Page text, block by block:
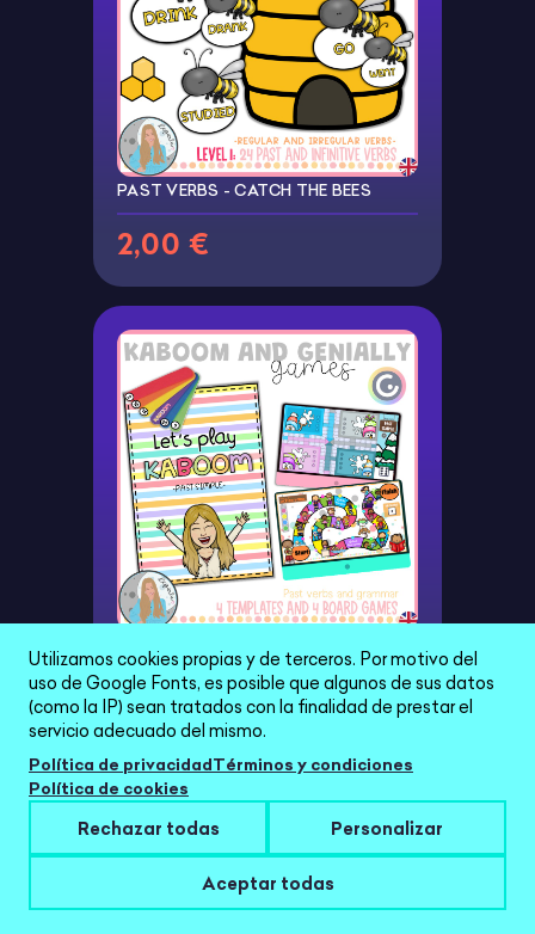
PAST VERBS - CATCH THE BEES
2,00 €
GENIALLY GAMES
2,00 €
Utilizamos cookies propias y de terceros. Por motivo del
uso de Google Fonts, es posible que algunos de sus datos
(como la IP) sean tratados con la finalidad de prestar el
servicio adecuado del mismo.
Política de privacidadTérminos y condiciones
Política de cookies
Rechazar todas Personalizar
Aceptar todas